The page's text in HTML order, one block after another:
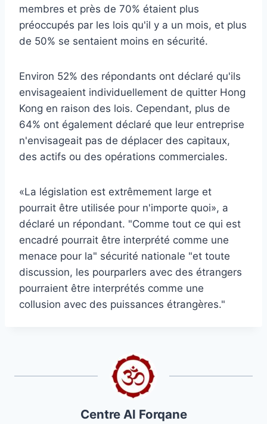
membres et près de 70% étaient plus
préoccupés par les lois qu'il y a un mois, et plus
de 50% se sentaient moins en sécurité.
Environ 52% des répondants ont déclaré qu'ils
envisageaient individuellement de quitter Hong
Kong en raison des lois. Cependant, plus de
64% ont également déclaré que leur entreprise
n'envisageait pas de déplacer des capitaux,
des actifs ou des opérations commerciales.
«La législation est extrêmement large et
pourrait être utilisée pour n'importe quoi», a
déclaré un répondant. "Comme tout ce qui est
encadré pourrait être interprété comme une
menace pour la" sécurité nationale "et toute
discussion, les pourparlers avec des étrangers
pourraient être interprétés comme une
collusion avec des puissances étrangères."
Centre Al Forqane